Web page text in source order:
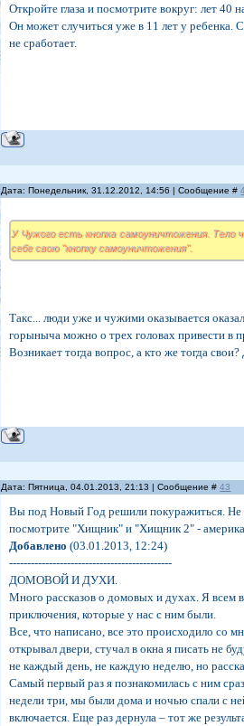
Откройте глаза и посмотрите вокруг: лет
Он может случиться уже в 11 лет у ребенка.
не сработает.
Дата: Понедельник, 31.12.2012, 14:56 | Сообщение #
У Чужого есть кнопка самоуничтожения.
себе свою "кнопку самоуничтожения".
Такс... люди уже и чужими оказывается
горыныча можно о трех головах привести в
Возникает тогда вопрос, а кто же тогда
Дата: Пятница, 04.01.2013, 21:13 | Сообщение #43
Вы под Новый Год решили покуражиться. Не
посмотрите "Хищник" и "Хищник 2" -
Добавлено (03.01.2013, 12:24)
---------------------------------------------
ДОМОВОЙ И ДУХИ.
Много рассказов о домовых и духах. Я всем
приключения, которые у нас с ним были.
Все, что написано, все это происходило со
открывал двери, стучал в окна я писать не
не каждый день, не каждую неделю, но
Самый первый раз я познакомилась с ним
недели три, мы были дома и ночью спали с
включается. Еще раз дернула – тот же